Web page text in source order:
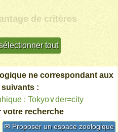
de critères
ne correspondant aux
:
: Tokyo∨der=city
votre recherche
✉ Proposer un espace zoologique